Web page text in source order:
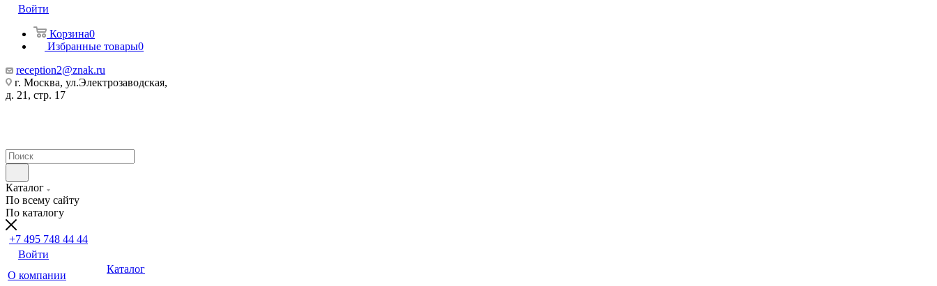
Войти
Корзина0
Избранные товары0
reception2@znak.ru
г. Москва, ул.Электрозаводская,
д. 21, стр. 17
Каталог
По всему сайту
По каталогу
+7 495 748 44 44
Войти
О компании
Каталог